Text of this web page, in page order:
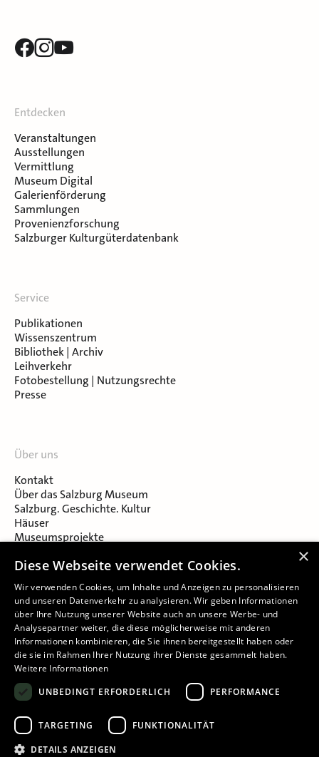
Entdecken
Veranstaltungen
Ausstellungen
Vermittlung
Museum Digital
Galerienförderung
Sammlungen
Provenienzforschung
Salzburger Kulturgüterdatenbank
Service
Publikationen
Wissenszentrum
Bibliothek | Archiv
Leihverkehr
Fotobestellung | Nutzungsrechte
Presse
Über uns
Kontakt
Über das Salzburg Museum
Salzburg. Geschichte. Kultur
Häuser
Museumsprojekte
Museumsverein Celtic Heritage
Impressum
Datenschutz
Barrierefreiheitserklärung
Cookie-Einstellungen
×
Diese Webseite verwendet Cookies.
Wir verwenden Cookies, um Inhalte und Anzeigen zu personalisieren
und unseren Datenverkehr zu analysieren. Wir geben Informationen
über Ihre Nutzung unserer Website auch an unsere Werbe- und
Analysepartner weiter, die diese möglicherweise mit anderen
Informationen kombinieren, die Sie ihnen bereitgestellt haben oder
die sie im Rahmen Ihrer Nutzung ihrer Dienste gesammelt haben.
Weitere Informationen
UNBEDINGT ERFORDERLICH
PERFORMANCE
TARGETING FUNKTIONALITÄT
DETAILS ANZEIGEN